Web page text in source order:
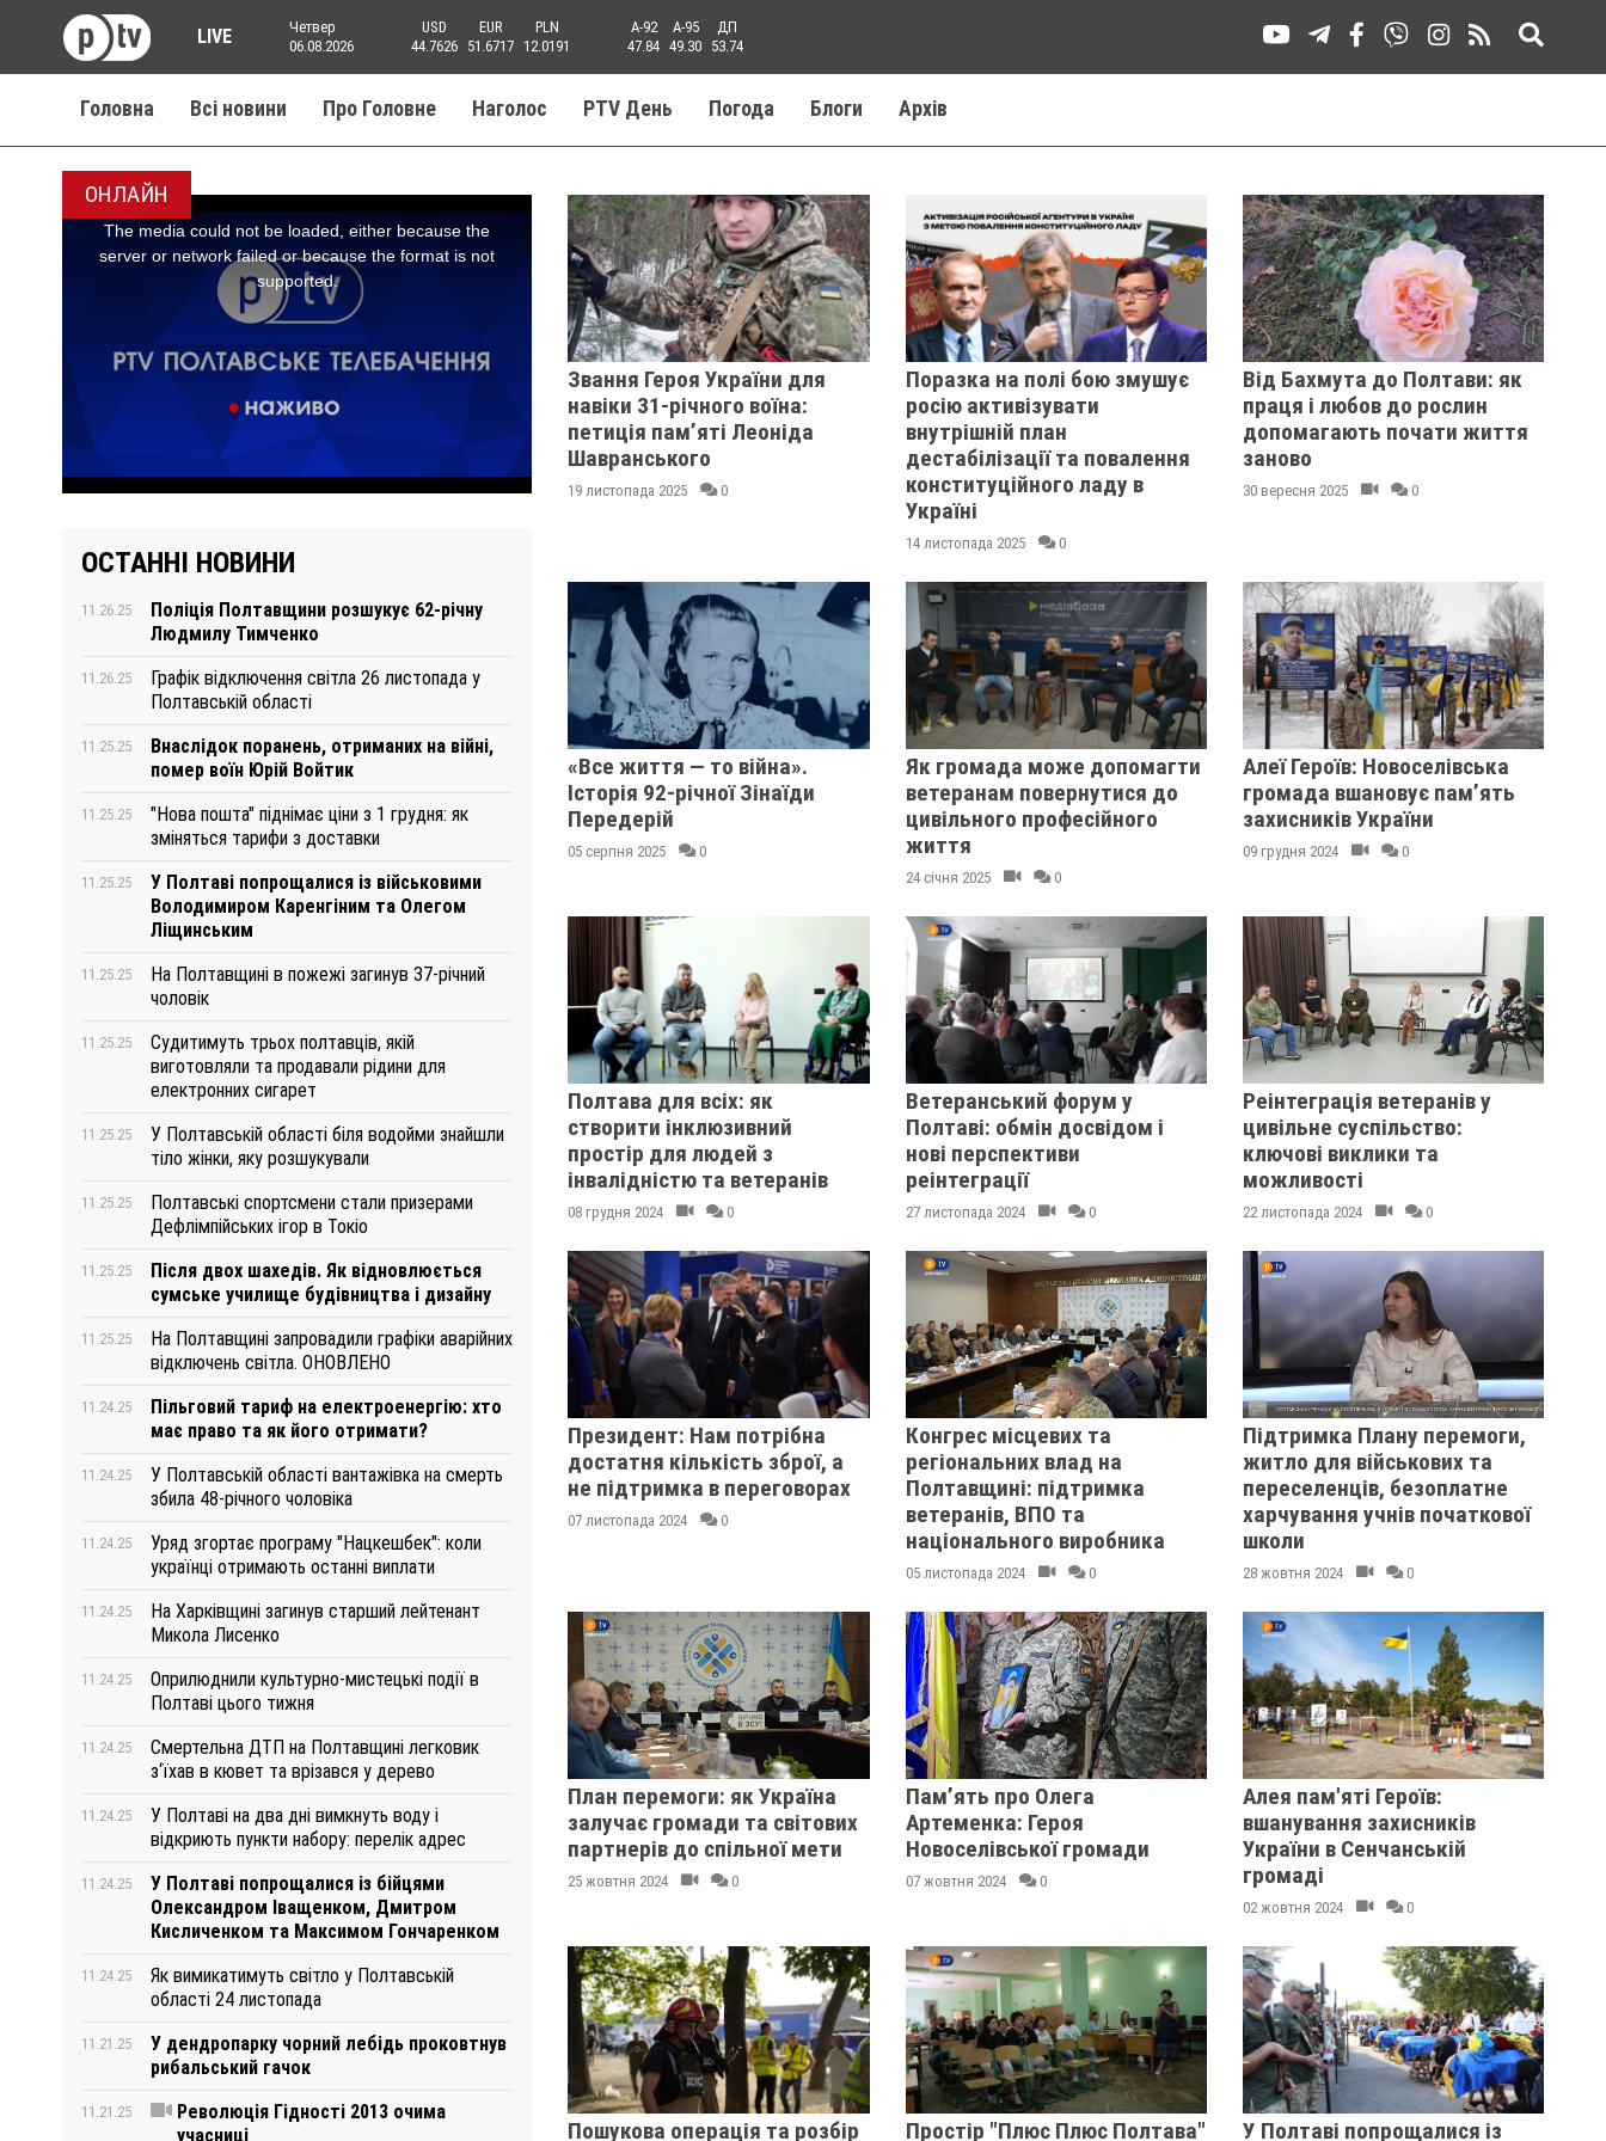
LIVE
Четвер
06.08.2026
USD
44.7626
EUR
51.6717
PLN
12.0191
A-92
47.84
A-95
49.30
ДП
53.74
Головна Всі новини Про Головне Наголос PTV День Погода Блоги Aрхів
ОНЛАЙН
ОСТАННІ НОВИНИ
11.26.25
Поліція Полтавщини розшукує 62-річну
Людмилу Тимченко
11.26.25
Графік відключення світла 26 листопада у
Полтавській області
11.25.25
Внаслідок поранень, отриманих на війні,
помер воїн Юрій Войтик
11.25.25
"Нова пошта" піднімає ціни з 1 грудня: як
зміняться тарифи з доставки
11.25.25
У Полтаві попрощалися із військовими
Володимиром Каренгіним та Олегом
Ліщинським
11.25.25
На Полтавщині в пожежі загинув 37-річний
чоловік
11.25.25
Судитимуть трьох полтавців, якій
виготовляли та продавали рідини для
електронних сигарет
11.25.25
У Полтавській області біля водойми знайшли
тіло жінки, яку розшукували
11.25.25
Полтавські спортсмени стали призерами
Дефлімпійських ігор в Токіо
11.25.25
Після двох шахедів. Як відновлюється
сумське училище будівництва і дизайну
11.25.25
На Полтавщині запровадили графіки аварійних
відключень світла. ОНОВЛЕНО
11.24.25
Пільговий тариф на електроенергію: хто
має право та як його отримати?
11.24.25
У Полтавській області вантажівка на смерть
збила 48-річного чоловіка
11.24.25
Уряд згортає програму "Нацкешбек": коли
українці отримають останні виплати
11.24.25
На Харківщині загинув старший лейтенант
Микола Лисенко
11.24.25
Оприлюднили культурно-мистецькі події в
Полтаві цього тижня
11.24.25
Смертельна ДТП на Полтавщині легковик
з‘їхав в кювет та врізався у дерево
11.24.25
У Полтаві на два дні вимкнуть воду і
відкриють пункти набору: перелік адрес
11.24.25
У Полтаві попрощалися із бійцями
Олександром Іващенком, Дмитром
Кисличенком та Максимом Гончаренком
11.24.25
Як вимикатимуть світло у Полтавській
області 24 листопада
11.21.25
У дендропарку чорний лебідь проковтнув
рибальський гачок
11.21.25
Революція Гідності 2013 очима
учасниці
Звання Героя України для
навіки 31-річного воїна:
петиція памʼяті Леоніда
Шавранського
19 листопада 2025 0
Поразка на полі бою змушує
росію активізувати
внутрішній план
дестабілізації та повалення
конституційного ладу в
Україні
14 листопада 2025 0
Від Бахмута до Полтави: як
праця і любов до рослин
допомагають почати життя
заново
30 вересня 2025 0
«Все життя — то війна».
Історія 92-річної Зінаїди
Передерій
05 серпня 2025 0
Як громада може допомагти
ветеранам повернутися до
цивільного професійного
життя
24 січня 2025 0
Алеї Героїв: Новоселівська
громада вшановує пам’ять
захисників України
09 грудня 2024 0
Полтава для всіх: як
створити інклюзивний
простір для людей з
інвалідністю та ветеранів
08 грудня 2024 0
Ветеранський форум у
Полтаві: обмін досвідом і
нові перспективи
реінтеграції
27 листопада 2024 0
Реінтеграція ветеранів у
цивільне суспільство:
ключові виклики та
можливості
22 листопада 2024 0
Президент: Нам потрібна
достатня кількість зброї, а
не підтримка в переговорах
07 листопада 2024 0
Конгрес місцевих та
регіональних влад на
Полтавщині: підтримка
ветеранів, ВПО та
національного виробника
05 листопада 2024 0
Підтримка Плану перемоги,
житло для військових та
переселенців, безоплатне
харчування учнів початкової
школи
28 жовтня 2024 0
План перемоги: як Україна
залучає громади та світових
партнерів до спільної мети
25 жовтня 2024 0
Пам’ять про Олега
Артеменка: Героя
Новоселівської громади
07 жовтня 2024 0
Алея пам'яті Героїв:
вшанування захисників
України в Сенчанській
громаді
02 жовтня 2024 0
Пошукова операція та розбір
Простір "Плюс Плюс Полтава"
У Полтаві попрощалися із